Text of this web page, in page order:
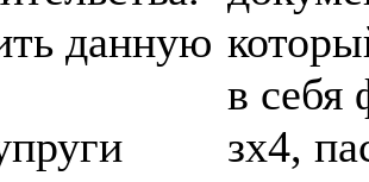
данную
в себя
зх4,